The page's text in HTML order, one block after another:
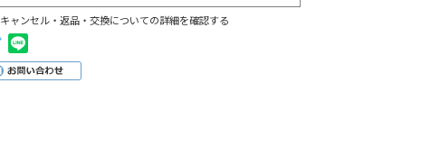
キャンセル・返品・交換についての詳細を確認する